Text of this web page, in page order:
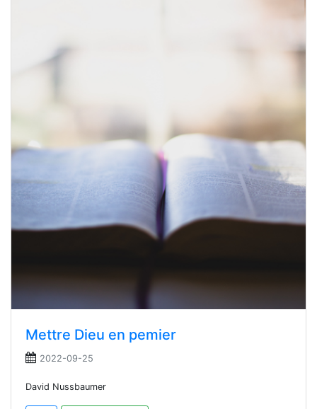
Mettre Dieu en pemier
2022-09-25
David Nussbaumer